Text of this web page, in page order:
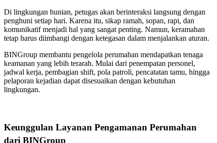
Di lingkungan hunian, petugas akan berinteraksi langsung dengan
penghuni setiap hari. Karena itu, sikap ramah, sopan, rapi, dan
komunikatif menjadi hal yang sangat penting. Namun, keramahan
tetap harus diimbangi dengan ketegasan dalam menjalankan aturan.
BINGroup membantu pengelola perumahan mendapatkan tenaga
keamanan yang lebih terarah. Mulai dari penempatan personel,
jadwal kerja, pembagian shift, pola patroli, pencatatan tamu, hingga
pelaporan kejadian dapat disesuaikan dengan kebutuhan
lingkungan.
Keunggulan Layanan Pengamanan Perumahan
dari BINGroup